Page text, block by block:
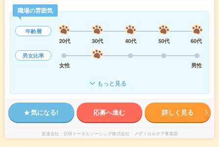
職場の雰囲気
年齢層
20代
30代 40代 50代
60代
男女比率
女性
男性
もっと見る
気になる! 応募へ進む 詳しく見る
派遣会社 日研トータルソーシング株式会社 メディカルケア事業部